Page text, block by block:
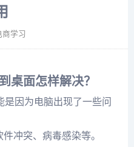
学习
桌面怎样解决？
因为电脑出现了一些问
冲突、病毒感染等。